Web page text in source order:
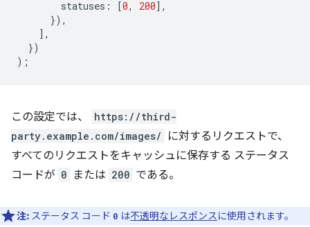
statuses : [0, 200],
}),
],
})
);
この設定では、
https://third-
party.example.com/images/
に対するリクエストで、
すべてのリクエストをキャッシュに保存する ステータス
コードが 0 または 200 である。
注: ステータス コード 0 は不透明なレスポンスに使用されます。